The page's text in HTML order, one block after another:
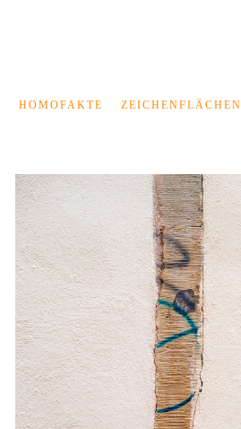
HOMOFAKTE ZEICHENFLÄCHEN